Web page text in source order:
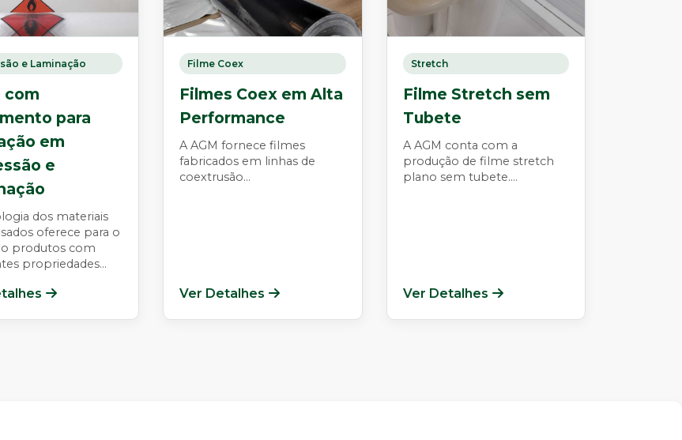
e Laminação
com
para
em
e
dos materiais
oferece para o
produtos com
propriedades...
Filme Coex
Filmes Coex em Alta
Performance
A AGM fornece filmes
fabricados em linhas de
coextrusão...
Ver Detalhes
Stretch
Filme Stretch sem
Tubete
A AGM conta com a
produção de filme stretch
plano sem tubete....
Ver Detalhes